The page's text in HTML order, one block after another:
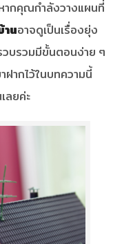
ากคุณกำลังวางแผนที่
นอาจดูเป็นเรื่องยุ่ง
วบรวมมีขั้นตอนง่าย ๆ
ากไว้ในบทความนี้
ลยค่ะ